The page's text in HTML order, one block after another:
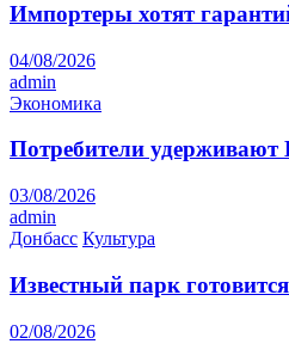
Импортеры хотят
04/08/2026
admin
Экономика
Потребители удерживают
03/08/2026
admin
Донбасс Культура
Известный парк
02/08/2026